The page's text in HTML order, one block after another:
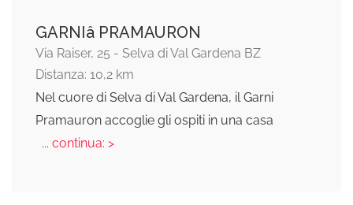
GARNIâ PRAMAURON
Via Raiser, 25 - Selva di Val Gardena BZ
Distanza: 10,2 km
Nel cuore di Selva di Val Gardena, il Garni
Pramauron accoglie gli ospiti in una casa
... continua: >